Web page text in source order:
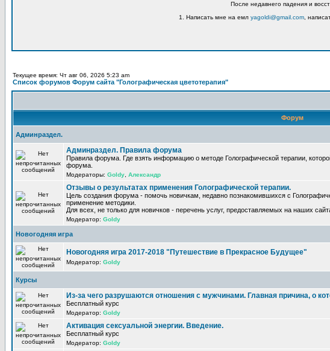
После недавнего падения и
1. Написать мне на емл yagoldi@gmail.com ,
Текущее время: Чт авг 06, 2026 5:23 am
Список форумов Форум сайта "Голографическая цветотерапия"
Форум
Админраздел.
Админраздел. Правила форума
Правила форума. Где взять информацию о методе Голографической терапии,
форума.
Модераторы: Goldy Александр
Отзывы о результатах применения Голографической терапии.
Цель создания форума - помочь новичкам, недавно познакомившихся с
применение методики.
Для всех, не только для новичков - перечень услуг, предоставляемых на наших
Модератор: Goldy
Новогодняя игра
Новогодняя игра 2017-2018 "Путешествие в Прекрасное Будущее"
Модератор: Goldy
Курсы
Из-за чего разрушаются отношения с мужчинами. Главная причина, о
Бесплатный курс
Модератор: Goldy
Активация сексуальной энергии. Введение.
Бесплатный курс
Модератор: Goldy